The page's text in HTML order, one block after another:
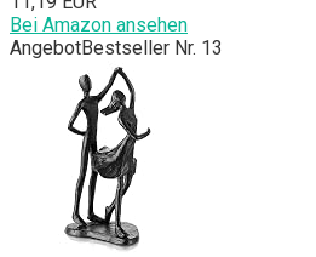
Bei Amazon ansehen
AngebotBestseller Nr. 13